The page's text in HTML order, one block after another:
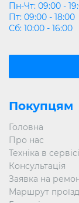
Пн-Чт: 09:00 -
Пт: 09:00 - 18:00
Сб: 10:00 - 16:00
Покупцям
Головна
Про нас
Техніка в сервісі
Консультація
Заявка на
Маршрут